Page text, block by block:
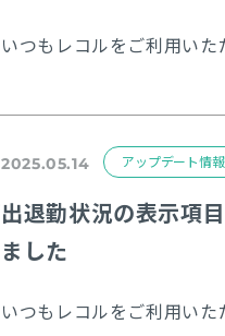
2025.05.14 アップデート情報
出退勤状況の表示項
ました